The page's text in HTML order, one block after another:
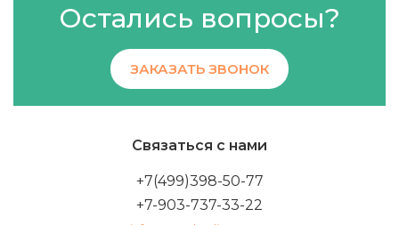
Остались вопросы?
ЗАКАЗАТЬ ЗВОНОК
Связаться с нами
+7(499)398-50-77
+7-903-737-33-22